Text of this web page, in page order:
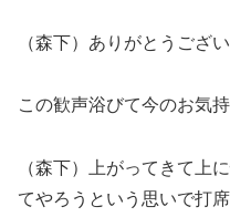
（森下）ありがとうござい
この歓声浴びて今のお気
（森下）上がってきて上
てやろうという思いで打